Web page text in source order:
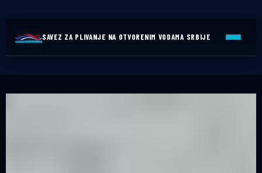
SAVEZ ZA PLIVANJE NA OTVORENIM VODAMA SRBIJE